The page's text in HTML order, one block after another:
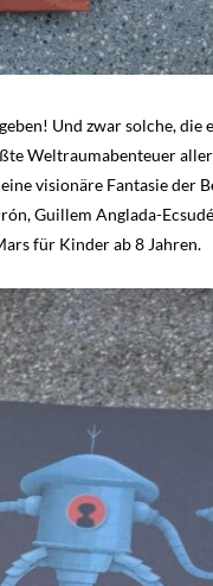
Und zwar solche, die
Weltraumabenteuer
visionäre Fantasie der
Guillem Anglada-
für Kinder ab 8 Jahren.